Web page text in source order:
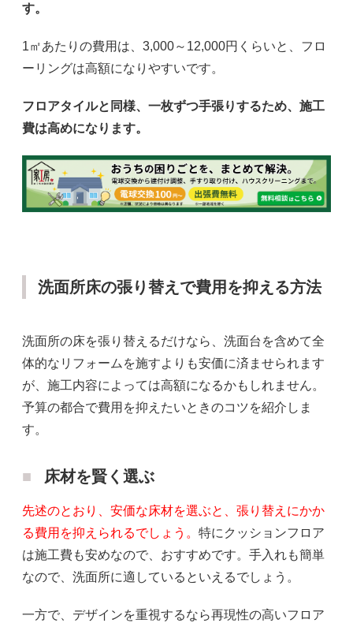
す。
1㎡あたりの費用は、3,000～12,000円くらいと、フロ
ーリングは高額になりやすいです。
フロアタイルと同様、一枚ずつ手張りするため、施工
費は高めになります。
洗面所床の張り替えで費用を抑える方法
洗面所の床を張り替えるだけなら、洗面台を含めて全
体的なリフォームを施すよりも安価に済ませられます
が、施工内容によっては高額になるかもしれません。
予算の都合で費用を抑えたいときのコツを紹介しま
す。
床材を賢く選ぶ
先述のとおり、安価な床材を選ぶと、張り替えにかか
る費用を抑えられるでしょう。 特にクッションフロア
は施工費も安めなので、おすすめです。手入れも簡単
なので、洗面所に適しているといえるでしょう。
一方で、デザインを重視するなら再現性の高いフロア